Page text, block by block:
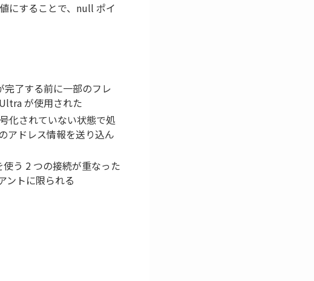
にすることで、null ポイ
完了する前に一部のフレ
が使用された
化されていない状態で処
アドレス情報を送り込ん
使う 2 つの接続が重なった
ントに限られる